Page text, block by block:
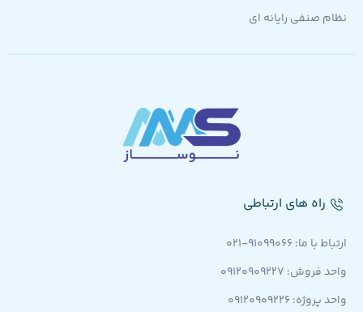
نظام صنفی رایانه ای
راه های ارتباطی
ارتباط با ما: 91099066-021
واحد فروش: 09120909227
واحد پروژه: ۰۹۱۲۰۹۰۹۲۲۶